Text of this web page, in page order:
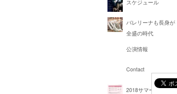
スケジュール
バレリーナも長身が
全盛の時代
公演情報
Contact
2018サマースクール